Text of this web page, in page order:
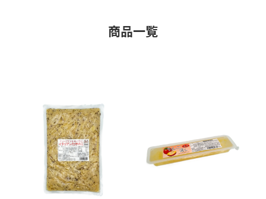
商品一覧